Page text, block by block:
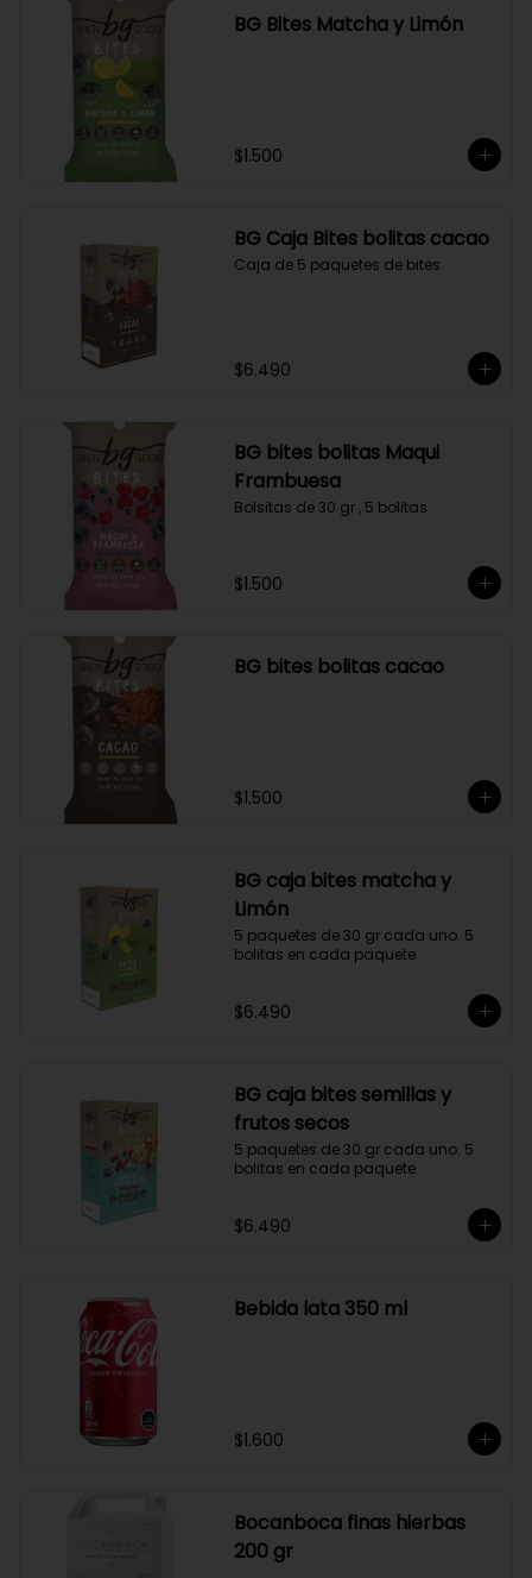
BG Bites Matcha y Limón
$1.500
BG Caja Bites bolitas cacao
Caja de 5 paquetes de bites
$6.490
BG bites bolitas Maqui
Frambuesa
Bolsitas de 30 gr , 5 bolitas
$1.500
BG bites bolitas cacao
$1.500
BG caja bites matcha y
Limón
5 paquetes de 30 gr cada uno. 5
bolitas en cada paquete
$6.490
BG caja bites semillas y
frutos secos
5 paquetes de 30 gr cada uno. 5
bolitas en cada paquete
$6.490
Bebida lata 350 ml
$1.600
Bocanboca finas hierbas
200 gr